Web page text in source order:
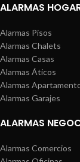
ALARMAS
Alarmas Pisos
Alarmas Chalets
Alarmas Casas
Alarmas Áticos
Alarmas
Alarmas Garajes
ALARMAS
Alarmas Comercios